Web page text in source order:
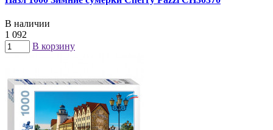
В наличии
1 092
В корзину